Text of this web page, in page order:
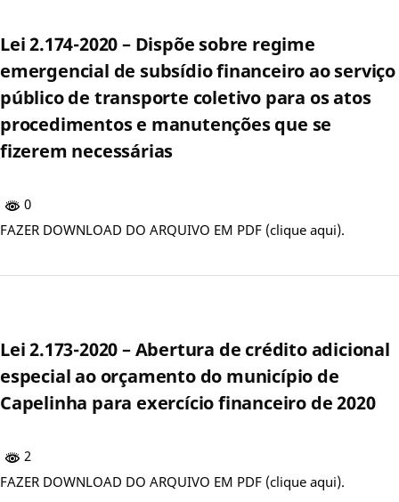
Lei 2.174-2020 – Dispõe sobre regime
emergencial de subsídio financeiro ao serviço
público de transporte coletivo para os atos
procedimentos e manutenções que se
fizerem necessárias
0
FAZER DOWNLOAD DO ARQUIVO EM PDF (clique aqui).
Lei 2.173-2020 – Abertura de crédito adicional
especial ao orçamento do município de
Capelinha para exercício financeiro de 2020
2
FAZER DOWNLOAD DO ARQUIVO EM PDF (clique aqui).